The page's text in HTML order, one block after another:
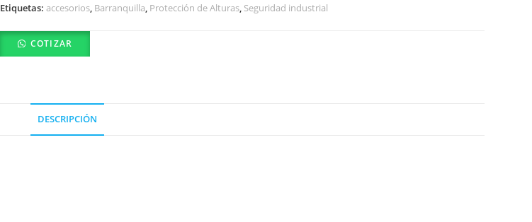
Etiquetas:accesorios Barranquilla Protección de Alturas Seguridad industrial
COTIZAR
DESCRIPCIÓN